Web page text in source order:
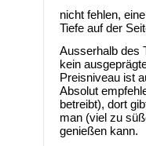
nicht fehlen,
Tiefe auf der
Ausserhalb des
kein
Preisniveau ist
Absolut
betreibt), dort
man (viel zu
genießen kann.